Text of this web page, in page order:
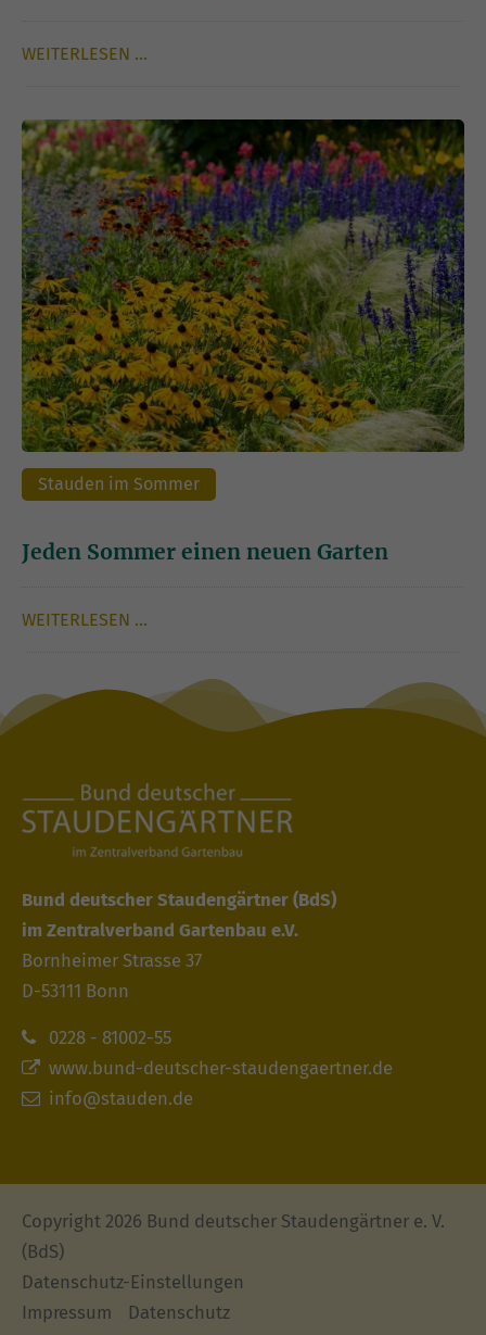
WEITERLESEN …
Stauden im Sommer
Jeden Sommer einen neuen Garten
WEITERLESEN …
Bund deutscher Staudengärtner (BdS)
im Zentralverband Gartenbau e.V.
Bornheimer Strasse 37
D-53111 Bonn
0228 - 81002-55
www.bund-deutscher-staudengaertner.de
info@stauden.de
Copyright 2026 Bund deutscher Staudengärtner e. V.
(BdS)
Datenschutz-Einstellungen
Impressum
Datenschutz